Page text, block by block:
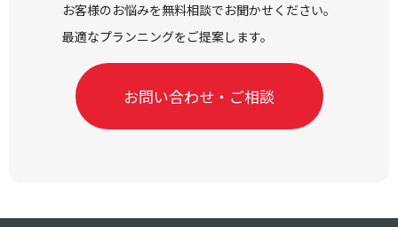
お客様のお悩みを無料相談でお聞かせください。
最適なプランニングをご提案します。
お問い合わせ・ご相談